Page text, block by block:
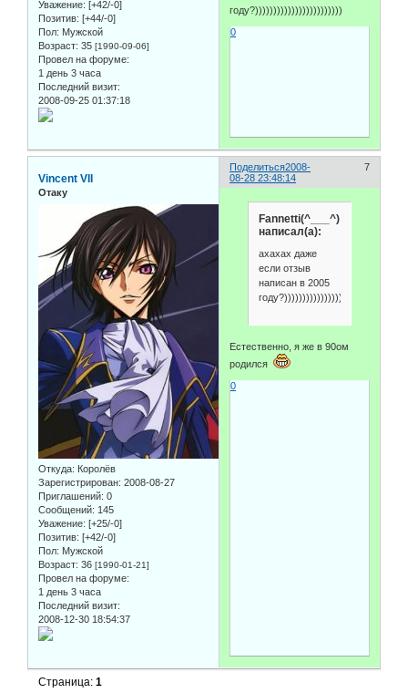
Уважение: [+42/-0]
Позитив: [+44/-0]
Пол: Мужской
Возраст: 35 [1990-09-06]
Провел на форуме:
1 день 3 часа
Последний визит:
2008-09-25 01:37:18
году?))))))))))))))))))))))))
0
Поделиться 7
2008-
08-28 23:48:14
Vincent VII
Отаку
Откуда: Королёв
Зарегистрирован: 2008-08-27
Приглашений: 0
Сообщений: 145
Уважение: [+25/-0]
Позитив: [+42/-0]
Пол: Мужской
Возраст: 36 [1990-01-21]
Провел на форуме:
1 день 3 часа
Последний визит:
2008-12-30 18:54:37
Fannetti(^___^)
написал(а):
ахахах даже
если отзыв
написан в 2005
году?))))))))))))))))))))))))
Естественно, я же в 90ом
родился
0
Страница:1